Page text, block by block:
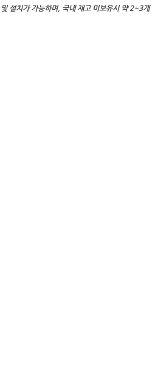
설치가 가능하며, 국내 재고 미보유시 약 2~3개